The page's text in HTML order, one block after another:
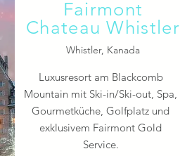
Fairmont
Chateau Whistler
Whistler, Kanada
Luxusresort am Blackcomb
Mountain mit Ski-in/Ski-out, Spa,
Gourmetküche, Golfplatz und
exklusivem Fairmont Gold
Service.